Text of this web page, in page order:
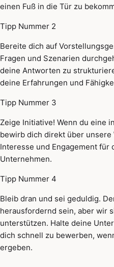
einen Fuß in die Tür zu
Tipp Nummer 2
Bereite dich auf
Fragen und Szenarien
deine Antworten zu
deine Erfahrungen und
Tipp Nummer 3
Zeige Initiative! Wenn du eine
bewirb dich direkt über unsere
Interesse und Engagement für
Unternehmen.
Tipp Nummer 4
Bleib dran und sei geduldig.
herausfordernd sein, aber wir
unterstützen. Halte deine
dich schnell zu bewerben,
ergeben.